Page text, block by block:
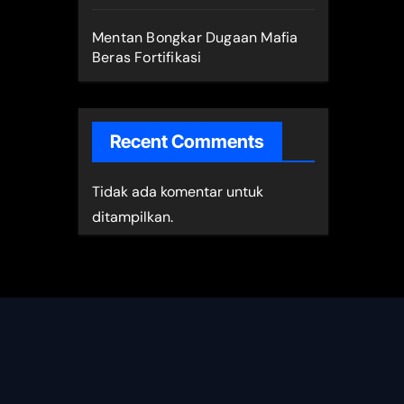
Mentan Bongkar Dugaan Mafia
Beras Fortifikasi
Recent Comments
Tidak ada komentar untuk
ditampilkan.